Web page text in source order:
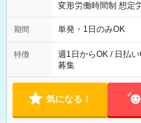
変形労働時間制 想定労働時間160
～21：00
期間 単発・1日のみOK
特徴
週1日からOK / 日払
募集
気になる！